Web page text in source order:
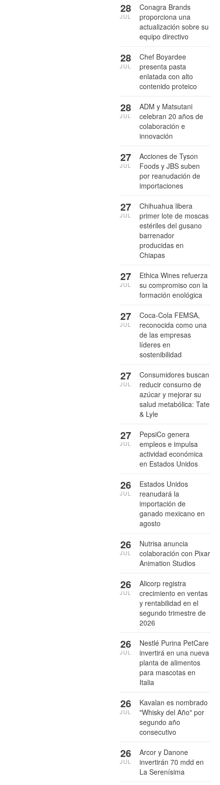
Conagra Brands
proporciona una
actualización sobre su
equipo directivo
28
JUL
Chef Boyardee
presenta pasta
enlatada con alto
contenido proteico
28
JUL
ADM y Matsutani
celebran 20 años de
colaboración e
innovación
28
JUL
Acciones de Tyson
Foods y JBS suben
por reanudación de
importaciones
27
JUL
Chihuahua libera
primer lote de moscas
estériles del gusano
barrenador
producidas en
Chiapas
27
JUL
Ethica Wines refuerza
su compromiso con la
formación enológica
27
JUL
Coca-Cola FEMSA,
reconocida como una
de las empresas
líderes en
sostenibilidad
27
JUL
Consumidores buscan
reducir consumo de
azúcar y mejorar su
salud metabólica: Tate
& Lyle
27
JUL
PepsiCo genera
empleos e impulsa
actividad económica
en Estados Unidos
27
JUL
Estados Unidos
reanudará la
importación de
ganado mexicano en
agosto
26
JUL
Nutrisa anuncia
colaboración con Pixar
Animation Studios
26
JUL
Alicorp registra
crecimiento en ventas
y rentabilidad en el
segundo trimestre de
2026
26
JUL
Nestlé Purina PetCare
invertirá en una nueva
planta de alimentos
para mascotas en
Italia
26
JUL
Kavalan es nombrado
"Whisky del Año" por
segundo año
consecutivo
26
JUL
Arcor y Danone
invertirán 70 mdd en
La Serenísima
26
JUL